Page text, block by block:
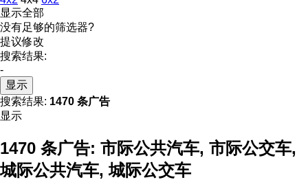
显示全部
没有足够的筛选器?
提议修改
搜索结果:
-
显示
搜索结果: 1470 条广告
显示
1470 条广告: 市际公共汽车, 市际公交车,
城际公共汽车, 城际公交车